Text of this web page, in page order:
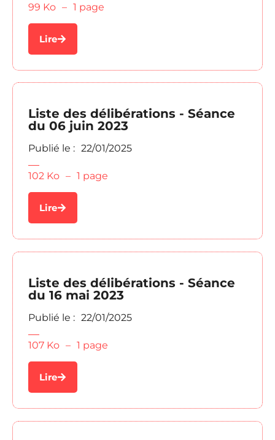
99 Ko – 1 page
Lire
Liste des délibérations - Séance
du 06 juin 2023
Publié le : 22/01/2025
102 Ko – 1 page
Lire
Liste des délibérations - Séance
du 16 mai 2023
Publié le : 22/01/2025
107 Ko – 1 page
Lire